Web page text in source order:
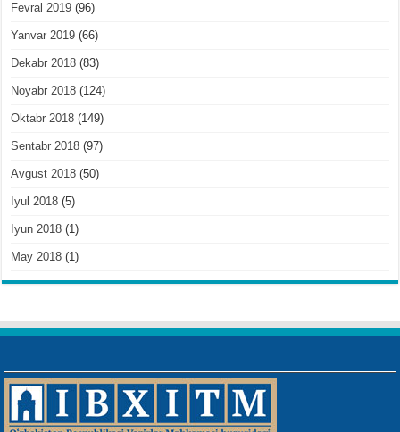
Fevral 2019 (96)
Yanvar 2019 (66)
Dekabr 2018 (83)
Noyabr 2018 (124)
Oktabr 2018 (149)
Sentabr 2018 (97)
Avgust 2018 (50)
Iyul 2018 (5)
Iyun 2018 (1)
May 2018 (1)